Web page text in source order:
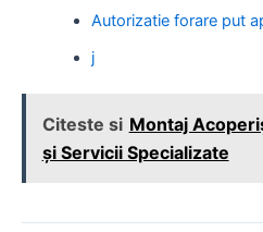
Autorizatie forare put
j
Citeste si Montaj
și Servicii Specializate